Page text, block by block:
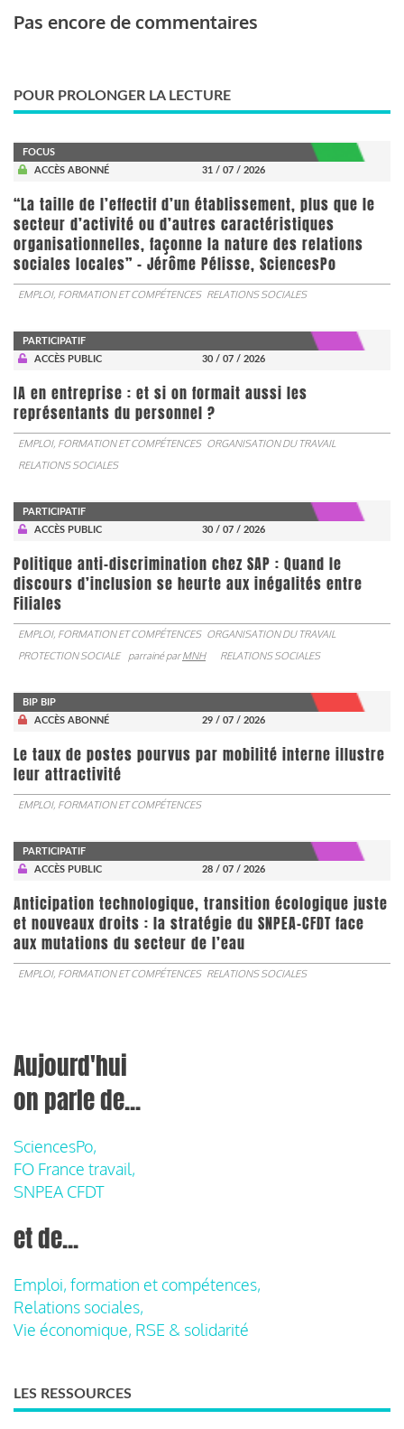
Pas encore de commentaires
POUR PROLONGER LA LECTURE
FOCUS
ACCÈS ABONNÉ
31 / 07 / 2026
“La taille de l’effectif d’un établissement, plus que le
secteur d’activité ou d’autres caractéristiques
organisationnelles, façonne la nature des relations
sociales locales” - Jérôme Pélisse, SciencesPo
EMPLOI, FORMATION ET COMPÉTENCES RELATIONS SOCIALES
PARTICIPATIF
ACCÈS PUBLIC
30 / 07 / 2026
IA en entreprise : et si on formait aussi les
représentants du personnel ?
EMPLOI, FORMATION ET COMPÉTENCES ORGANISATION DU TRAVAIL
RELATIONS SOCIALES
PARTICIPATIF
ACCÈS PUBLIC
30 / 07 / 2026
Politique anti-discrimination chez SAP : Quand le
discours d’inclusion se heurte aux inégalités entre
Filiales
EMPLOI, FORMATION ET COMPÉTENCES ORGANISATION DU TRAVAIL
PROTECTION SOCIALE
parrainé parMNH RELATIONS SOCIALES
BIP BIP
ACCÈS ABONNÉ
29 / 07 / 2026
Le taux de postes pourvus par mobilité interne illustre
leur attractivité
EMPLOI, FORMATION ET COMPÉTENCES
PARTICIPATIF
ACCÈS PUBLIC
28 / 07 / 2026
Anticipation technologique, transition écologique juste
et nouveaux droits : la stratégie du SNPEA-CFDT face
aux mutations du secteur de l’eau
EMPLOI, FORMATION ET COMPÉTENCES RELATIONS SOCIALES
Aujourd'hui
on parle de...
SciencesPo,
FO France travail,
SNPEA CFDT
et de...
Emploi, formation et compétences,
Relations sociales,
Vie économique, RSE & solidarité
LES RESSOURCES